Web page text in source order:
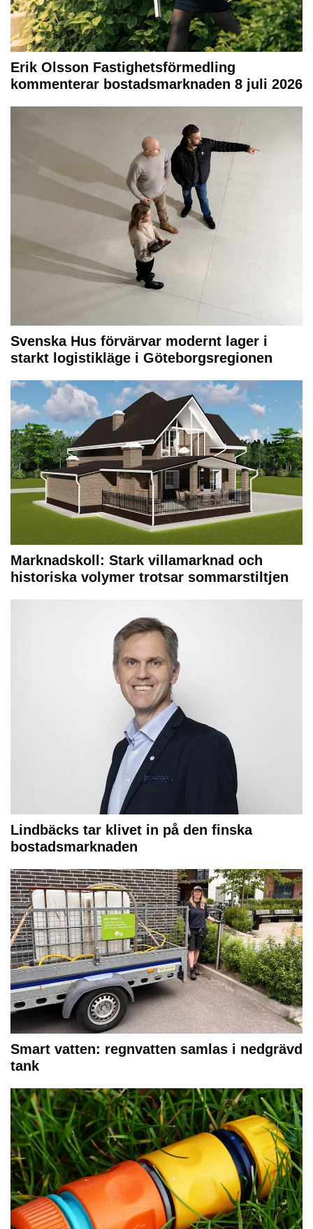
Erik Olsson Fastighetsförmedling
kommenterar bostadsmarknaden 8 juli 2026
Svenska Hus förvärvar modernt lager i
starkt logistikläge i Göteborgsregionen
Marknadskoll: Stark villamarknad och
historiska volymer trotsar sommarstiltjen
Lindbäcks tar klivet in på den finska
bostadsmarknaden
Smart vatten: regnvatten samlas i nedgrävd
tank